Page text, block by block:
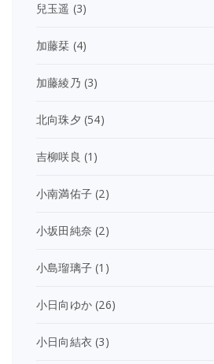
兒玉遥 (3)
加藤栞 (4)
加藤綾乃 (3)
北向珠夕 (54)
吉柳咲良 (1)
小南満佑子 (2)
小坂田純奈 (2)
小島瑠璃子 (1)
小日向ゆか (26)
小日向結衣 (3)